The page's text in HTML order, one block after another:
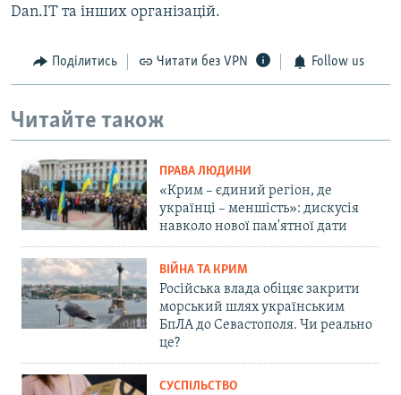
Dan.IT та інших організацій.
Поділитись Читати без VPN Follow us
Читайте також
ПРАВА ЛЮДИНИ
«Крим – єдиний регіон, де
українці – меншість»: дискусія
навколо нової пам'ятної дати
ВІЙНА ТА КРИМ
Російська влада обіцяє закрити
морський шлях українським
БпЛА до Севастополя. Чи реально
це?
СУСПІЛЬСТВО